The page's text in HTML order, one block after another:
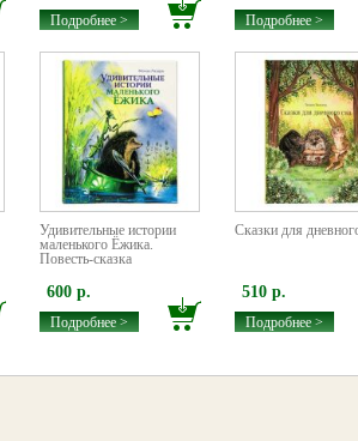
Подробнее > Подробнее >
Удивительные истории
маленького Ёжика.
Повесть-сказка
600 р.
Подробнее >
Сказки для
510 р.
Подробнее >